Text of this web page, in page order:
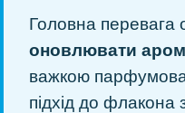
Головна
оновлювати
важкою
підхід до флакона